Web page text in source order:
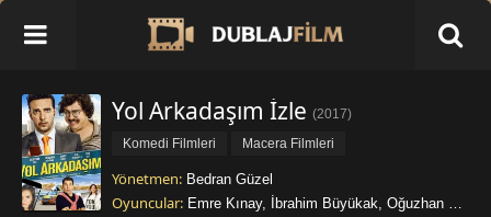
Yol Arkadaşım İzle (2017)
Komedi Filmleri
Macera Filmleri
Yönetmen: Bedran Güzel
Oyuncular: Emre Kınay, İbrahim Büyükak, Oğuzhan Koç